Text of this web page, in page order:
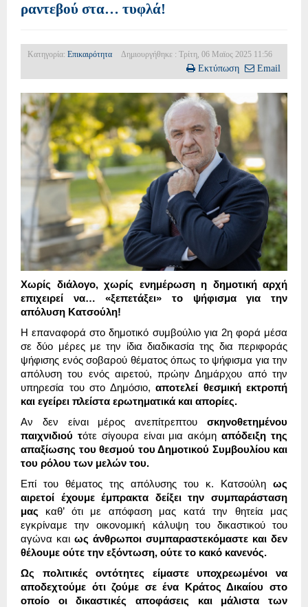
ραντεβού στα… τυφλά!
Κατηγορία: Επικαιρότητα
Δημιουργήθηκε : Τρίτη, 06 Μαϊος 2025 11:56
Εκτύπωση
Email
Χωρίς διάλογο, χωρίς ενημέρωση η δημοτική αρχή
επιχειρεί να… «ξεπετάξει» το ψήφισμα για την
απόλυση Κατσούλη!
Η επαναφορά στο δημοτικό συμβούλιο για 2η φορά μέσα
σε δύο μέρες με την ίδια διαδικασία της δια περιφοράς
ψήφισης ενός σοβαρού θέματος όπως το ψήφισμα για την
απόλυση του ενός αιρετού, πρώην Δημάρχου από την
υπηρεσία του στο Δημόσιο, αποτελεί θεσμική εκτροπή
και εγείρει πλείστα ερωτηματικά και απορίες.
Αν δεν είναι μέρος ανεπίτρεπτου σκηνοθετημένου
παιχνιδιού τότε σίγουρα είναι μια ακόμηαπόδειξη της
απαξίωσης του θεσμού του Δημοτικού Συμβουλίου και
του ρόλου των μελών του.
Επί του θέματος της απόλυσης του κ. Κατσούλη ως
αιρετοί έχουμε έμπρακτα δείξει την συμπαράσταση
μας καθ’ ότι με απόφαση μας κατά την θητεία μας
εγκρίναμε την οικονομική κάλυψη του δικαστικού του
αγώνα και ως άνθρωποι συμπαραστεκόμαστε και δεν
θέλουμε ούτε την εξόντωση, ούτε το κακό κανενός.
Ως πολιτικές οντότητες είμαστε υποχρεωμένοι να
αποδεχτούμε ότι ζούμε σε ένα Κράτος Δικαίου στο
οποίο οι δικαστικές αποφάσεις και μάλιστα των